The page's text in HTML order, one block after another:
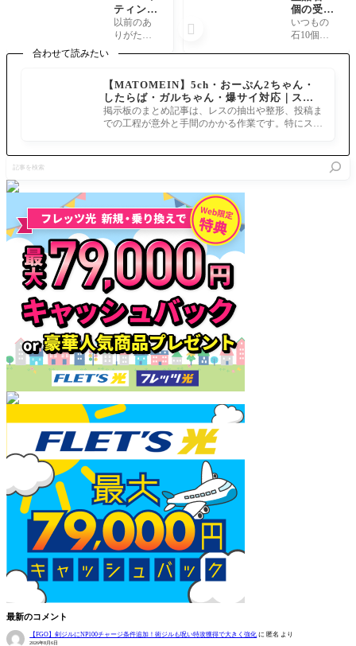
合わせて読みたい
【MATOMEIN】5ch・おーぷん2ちゃん・
したらば・ガルちゃん・爆サイ対応｜スマ
ホでまとめ記事を作れるアプリ FGOのまと
め記事ができるまで
掲示板のまとめ記事は、レスの抽出や整形、投稿ま
での工程が意外と手間のかかる作業です。特にスマ
を
検
最新のコメント
【FGO】剣ジルにNP100チャージ条件追加！術ジルも呪い特攻獲得で大きく強化 に 匿名 より
2026年8月6日
ティング
クエスト
に「サク
ベントの
伏線なの
か？
以前のあ
りがたい
が出てく
るのか春
爛漫PU中
なので賑
個の受け
取りは当
日9月6日
グインお
忘れな
く！[FG
O]リリー
ャンペー
いつもの
石10個だ
間◆2019
年9月6日
(金) 0:00～
23:59まで
象者◆201
9年9月5日
